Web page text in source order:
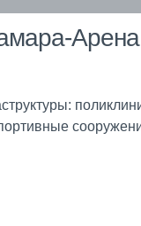
Арена